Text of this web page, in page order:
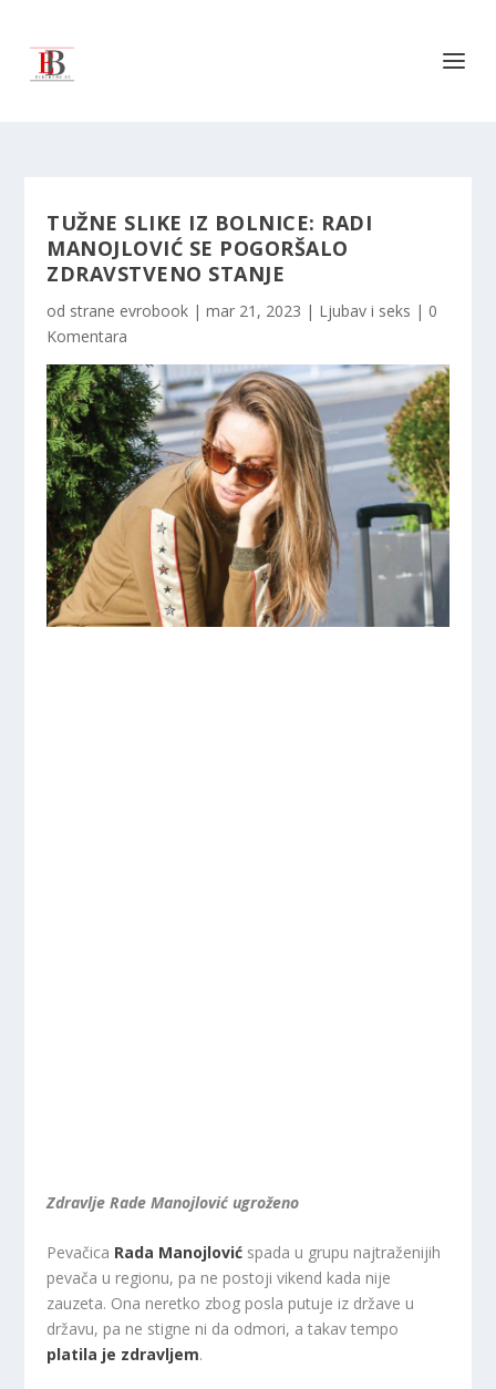
TUŽNE SLIKE IZ BOLNICE: RADI
MANOJLOVIĆ SE POGORŠALO
ZDRAVSTVENO STANJE
od strane evrobook |mar 21, 2023 | Ljubav i seks | 0
Komentara
Zdravlje Rade Manojlović ugroženo
Pevačica Rada Manojlović spada u grupu najtraženijih
pevača u regionu, pa ne postoji vikend kada nije
zauzeta. Ona neretko zbog posla putuje iz države u
državu, pa ne stigne ni da odmori, a takav tempo
platila je zdravljem.